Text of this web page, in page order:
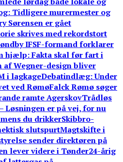
Tidligere murermester og
Sørensen er gået
skrives med rekordstort
IFSF-formand forklarer
Fakta skal før fart i
af Wegner-design bliver
i lagkageDebatindlæg: Under
ved RømøFalck Rømø søger
ramte AgerskovTrådløs
er på vej, for nu
du drikkerSkibbro-
slutspurtMagtskifte i
sender direktøren på
lever videre i Tønder24-årig